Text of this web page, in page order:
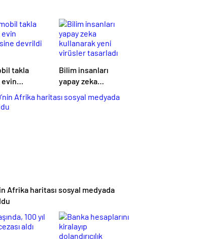
takla
devrildi
Bilim insanları
yapay zeka
kullanarak yeni
virüsler tasarladı
Afrika haritası sosyal medyada